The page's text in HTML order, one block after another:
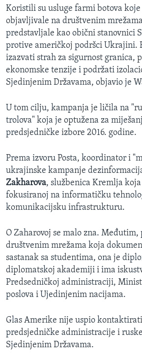
Koristili su usluge farmi botova koje
objavljivale na društvenim
predstavljale kao obični stanovnici
protive američkoj podršci Ukrajini.
izazvati strah za sigurnost granica,
ekonomske tenzije i podržati
Sjedinjenim Državama, objavio je
U tom cilju, kampanja je ličila na
trolova" koja je optužena za
predsjedničke izbore 2016. godine.
Prema izvoru Posta, koordinator i
ukrajinske kampanje
Zakharova, službenica Kremlja
fokusiranoj na informatičku
komunikacijsku infrastrukturu.
O Zaharovoj se malo zna. Međutim,
društvenim mrežama koja
sastanak sa studentima, ona je
diplomatskoj akademiji i ima
Predsedničkoj administraciji,
poslova i Ujedinjenim nacijama.
Glas Amerike nije uspio
predsjedničke administracije i
Sjedinjenim Državama.